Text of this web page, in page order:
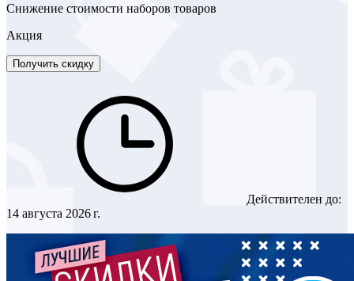
Снижение стоимости наборов товаров
Акция
Получить скидку
Действителен до:
14 августа 2026 г.